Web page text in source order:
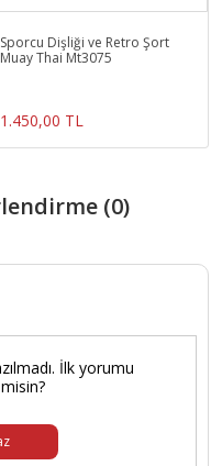
Sporcu Dişliği ve Retro Şort
Muay Thai Mt3075
1.450,00 TL
(0)
İlk yorumu